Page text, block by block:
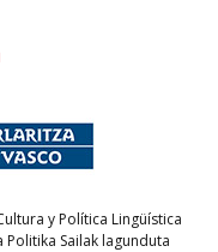
y Política Lingüística
Politika Sailak lagunduta